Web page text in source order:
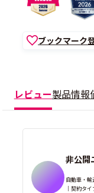
ブックマーク
レビュー製品情報
非公開
自動車・輸
｜契約タ